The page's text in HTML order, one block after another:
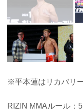
※平本蓮はリカバリ
RIZIN MMAルール：